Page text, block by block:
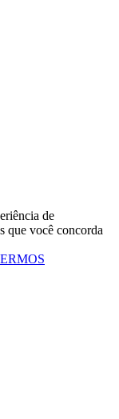
de
que você concorda